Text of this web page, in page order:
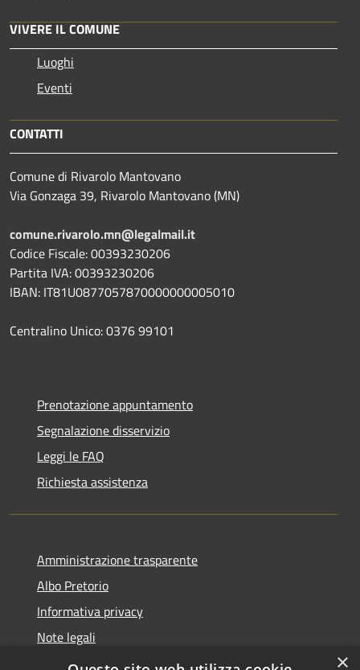
VIVERE IL COMUNE
Luoghi
Eventi
CONTATTI
Comune di Rivarolo Mantovano
Via Gonzaga 39, Rivarolo Mantovano (MN)
comune.rivarolo.mn@legalmail.it
Codice Fiscale: 00393230206
Partita IVA: 00393230206
IBAN: IT81U0877057870000000005010
Centralino Unico: 0376 99101
Prenotazione appuntamento
Segnalazione disservizio
Leggi le FAQ
Richiesta assistenza
Amministrazione trasparente
Albo Pretorio
Informativa privacy
Note legali
Dichiarazione di accessibilità
×